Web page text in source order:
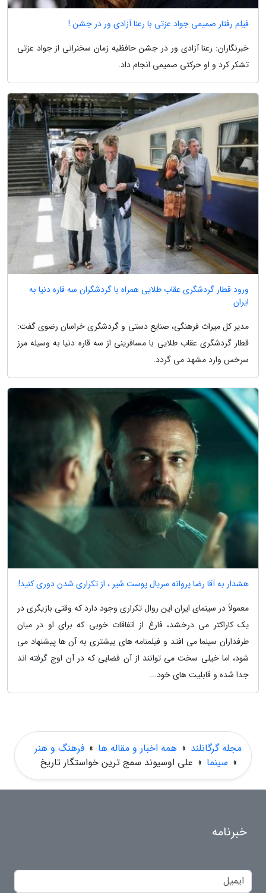
فیلم رفتار صمیمی جواد عزتی با رعنا آزادی ور در جشن !
خبرنگاران: رعنا آزادی ور در جشن حافظیه زمان سخنرانی از جواد عزتی
تشکر کرد و او حرکتی صمیمی انجام داد.
ورود قطار گردشگری عقاب طلایی همراه با گردشگران سه قاره دنیا به
ایران
مدیر کل میراث فرهنگی، صنایع دستی و گردشگری خراسان رضوی گفت:
قطار گردشگری عقاب طلایی با مسافرینی از سه قاره دنیا به وسیله مرز
سرخس وارد مشهد می گردد.
هشدار به آقا رضا پروانه سریال پوست شیر ، از تکراری شدن دوری کنید!
معمولاً در سینمای ایران این روال تکراری وجود دارد که وقتی بازیگری در
یک کاراکتر می درخشد، فارغ از اتفاقات خوبی که برای او در میان
طرفداران سینما می افتد و فیلمنامه های بیشتری به آن ها پیشنهاد می
شود، اما خیلی سخت می توانند از آن فضایی که در آن اوج گرفته اند
جدا شده و قابلیت های خود...
مجله گرگانلند » همه اخبار و مقاله ها » فرهنگ و هنر
» سینما » علی اوسیوند سمج ترین خواستگار تاریخ
خبرنامه